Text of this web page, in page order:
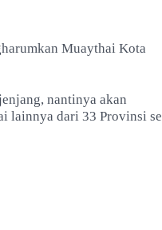
Muaythai Kota
nantinya akan
lainnya dari 33 Provinsi se